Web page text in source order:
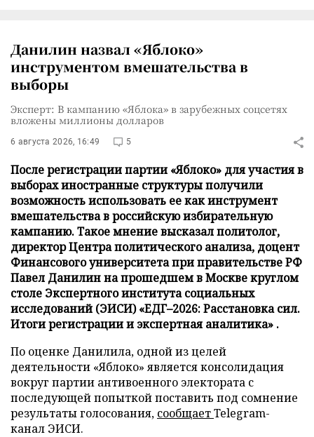
Данилин назвал «Яблоко»
инструментом вмешательства в
выборы
Эксперт: В кампанию «Яблока» в зарубежных соцсетях
вложены миллионы долларов
6 августа 2026, 16:49 5
После регистрации партии «Яблоко» для участия в
выборах иностранные структуры получили
возможность использовать ее как инструмент
вмешательства в российскую избирательную
кампанию. Такое мнение высказал политолог,
директор Центра политического анализа, доцент
Финансового университета при правительстве РФ
Павел Данилин на прошедшем в Москве круглом
столе Экспертного института социальных
исследований (ЭИСИ) «ЕДГ–2026: Расстановка сил.
Итоги регистрации и экспертная аналитика» .
По оценке Данилила, одной из целей
деятельности «Яблоко» является консолидация
вокруг партии антивоенного электората с
последующей попыткой поставить под сомнение
результаты голосования, сообщаетTelegram-
канал ЭИСИ.